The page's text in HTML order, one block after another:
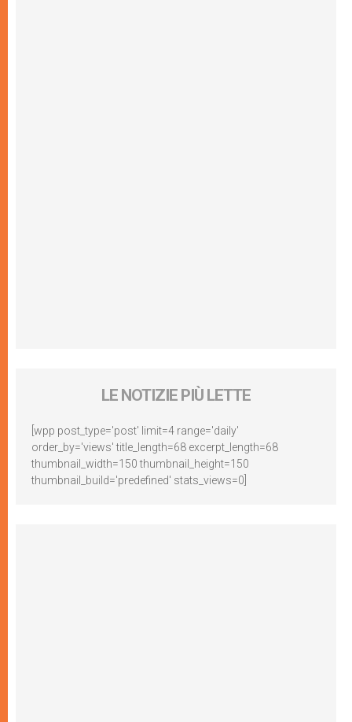
LE NOTIZIE PIÙ LETTE
[wpp post_type='post' limit=4 range='daily'
order_by='views' title_length=68 excerpt_length=68
thumbnail_width=150 thumbnail_height=150
thumbnail_build='predefined' stats_views=0]